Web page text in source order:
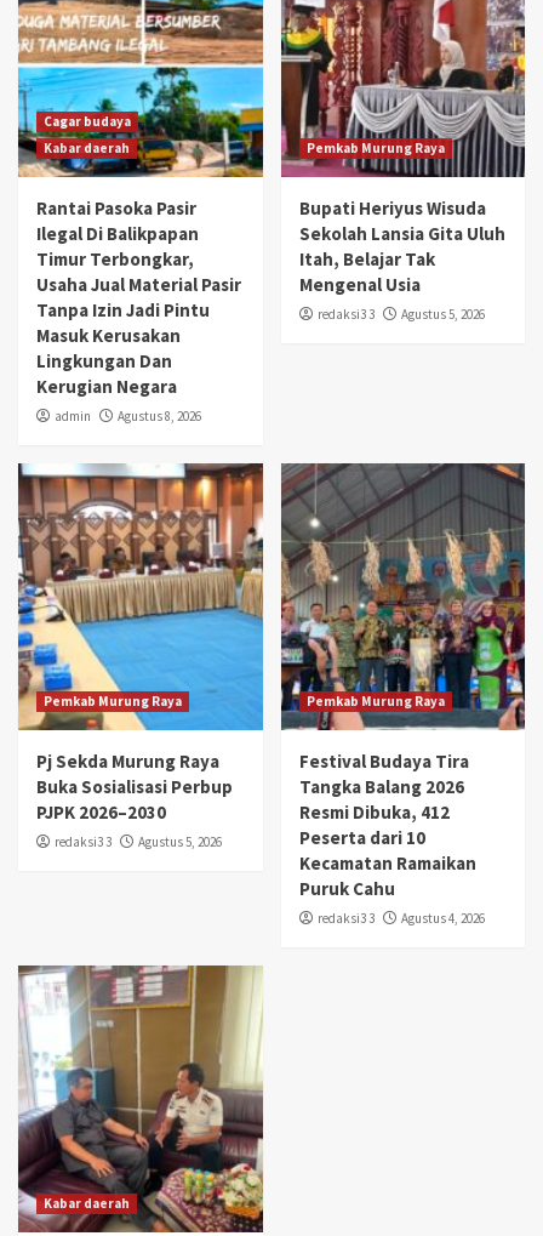
Cagar budaya
Kabar daerah
Rantai Pasoka Pasir
Ilegal Di Balikpapan
Timur Terbongkar,
Usaha Jual Material Pasir
Tanpa Izin Jadi Pintu
Masuk Kerusakan
Lingkungan Dan
Kerugian Negara
admin Agustus 8, 2026
Pemkab Murung Raya
Bupati Heriyus Wisuda
Sekolah Lansia Gita Uluh
Itah, Belajar Tak
Mengenal Usia
redaksi3 3 Agustus 5, 2026
Pemkab Murung Raya
Pj Sekda Murung Raya
Buka Sosialisasi Perbup
PJPK 2026–2030
redaksi3 3 Agustus 5, 2026
Pemkab Murung Raya
Festival Budaya Tira
Tangka Balang 2026
Resmi Dibuka, 412
Peserta dari 10
Kecamatan Ramaikan
Puruk Cahu
redaksi3 3 Agustus 4, 2026
Kabar daerah